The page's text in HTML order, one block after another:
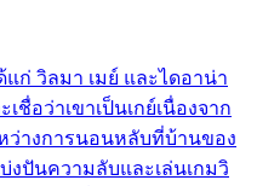
ก่ วิลมา เมย์ และไดอาน่า
ชื่อว่าเขาเป็นเกย์เนื่องจาก
ว่างการนอนหลับที่บ้านของ
งปันความลับและเล่นเกมวิ